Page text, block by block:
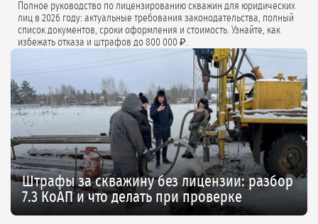
Полное руководство по лицензированию скважин для юридических
лиц в 2026 году: актуальные требования законодательства, полный
список документов, сроки оформления и стоимость. Узнайте, как
избежать отказа и штрафов до 800 000 ₽.
Штрафы за скважину без лицензии: разбор
7.3 КоАП и что делать при проверке